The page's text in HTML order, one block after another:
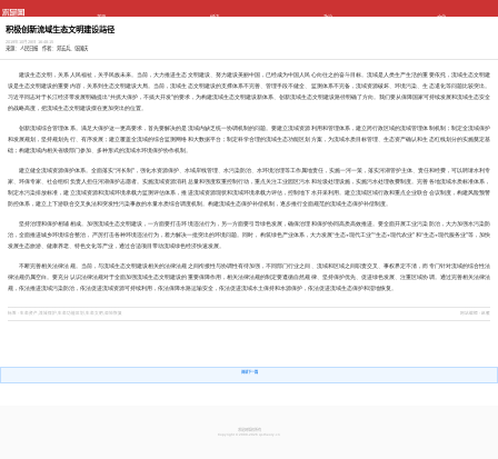
首页 经济 政治
文化
社会
国防
积极创新流域生态文明建设路径
2019年10月28日 16:48:15
来源： 人民日报 作者： 邓宏兵、张国庆
建设生态文明，关系人民福祉，关乎民族未来。当前，大力推进生态文明建设、努力建设美丽中国，已经成为中国人民心向往之的奋斗目标。流域是人类生产生活的重要依托，流域生态文明建
设是生态文明建设的重要内容，关系到生态文明建设大局。当前，流域生态文明建设的支撑体系不完善、管理手段不健全、监测体系不完备，流域资源破坏、环境污染、生态退化等问题比较突出。
习近平同志对于长江经济带发展明确提出“共抓大保护，不搞大开发”的要求，为构建流域生态文明建设新体系、创新流域生态文明建设路径明确了方向。我们要从保障国家可持续发展和流域生态安全
的战略高度，把流域生态文明建设摆在更加突出的位置。
创新流域综合管理体系。满足大保护这一更高要求，首先要解决的是流域内缺乏统一协调机制的问题。要建立流域资源利用和管理体系，建立跨行政区域的流域管理体制机制；制定全流域保护
和发展规划，坚持规划先行、有序发展；建立覆盖全流域的综合监测网络和大数据平台；制定科学合理的流域生态功能区划方案，为流域水质目标管理、生态资产确认和生态红线划分的实施奠定基
础；构建流域内相关省级部门参加、多种形式的流域水环境保护协作机制。
建立健全流域资源保护体系。全面落实“河长制”，强化水资源保护、水域岸线管理、水污染防治、水环境治理等工作属地责任，实施一河一策，落实河湖管护主体、责任和经费，可以聘请水利专
家、环保专家、社会组织负责人担任河湖保护志愿者。实施流域资源消耗总量和强度双重控制行动，重点关注工业园区污水和垃圾处理设施，实施污水处理收费制度。完善各地流域水质标准体系，
制定水污染排放标准，建立流域资源和流域环境承载力监测评估体系，推进流域资源现状和流域环境承载力评估，控制地下水开采利用。建立流域区域行政和重点企业联合会议制度，构建风险预警
防控体系，建立上下游联合交叉执法和突发性污染事故的水量水质综合调度机制。构建流域生态保护补偿机制，逐步推行全面规范的流域生态保护补偿制度。
坚持治理和保护相辅相成。加强流域生态文明建设，一方面要打击环境违法行为，另一方面要引导绿色发展，确保治理和保护协同高质高效推进。要全面开展工业污染防治，大力加强水污染防
治，全面推进城乡环境综合整治，严厉打击各种环境违法行为，着力解决一批突出的环境问题。同时，构筑绿色产业体系，大力发展“生态+现代工业”“生态+现代农业”和“生态+现代服务业”等，加快
发展生态旅游、健康养老、特色文化等产业，通过合适项目带动流域绿色经济快速发展。
不断完善相关法律法规。当前，与流域生态文明建设相关的法律法规之间衔接性与协调性有待加强，不同部门行业之间、流域和区域之间职责交叉、事权界定不清，而专门针对流域的综合性法
律法规仍属空白。要充分认识法律法规对于全面加强流域生态文明建设的重要保障作用，相关法律法规的制定要遵循自然规律、坚持保护优先、促进绿色发展、注重区域协调。通过完善相关法律法
规，依法推进流域污染防治，依法促进流域资源可持续利用，依法保障水路运输安全，依法促进流域水土保持和水源保护，依法促进流域生态保护和湿地恢复。
标签 - 生态资产,流域保护,生态功能区划,生态文明,湿地恢复 网站编辑 - 赵雁
求是网版权所有
Copyright © 2009-2026 qstheory.cn